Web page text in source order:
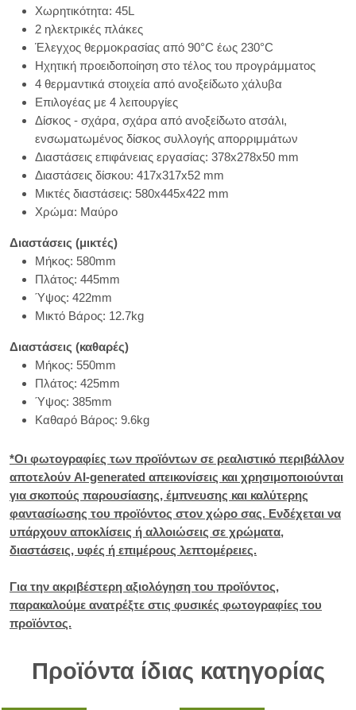
Χωρητικότητα: 45L
2 ηλεκτρικές πλάκες
Έλεγχος θερμοκρασίας από 90°C έως 230°C
Ηχητική προειδοποίηση στο τέλος του προγράμματος
4 θερμαντικά στοιχεία από ανοξείδωτο χάλυβα
Επιλογέας με 4 λειτουργίες
Δίσκος - σχάρα, σχάρα από ανοξείδωτο ατσάλι,
ενσωματωμένος δίσκος συλλογής απορριμμάτων
Διαστάσεις επιφάνειας εργασίας: 378x278x50 mm
Διαστάσεις δίσκου: 417x317x52 mm
Μικτές διαστάσεις: 580x445x422 mm
Χρώμα: Μαύρο
Διαστάσεις (μικτές)
Μήκος: 580mm
Πλάτος: 445mm
Ύψος: 422mm
Μικτό Βάρος: 12.7kg
Διαστάσεις (καθαρές)
Μήκος: 550mm
Πλάτος: 425mm
Ύψος: 385mm
Καθαρό Βάρος: 9.6kg
*Οι φωτογραφίες των προϊόντων σε ρεαλιστικό περιβάλλον
αποτελούν AI-generated απεικονίσεις και χρησιμοποιούνται
για σκοπούς παρουσίασης, έμπνευσης και καλύτερης
φαντασίωσης του προϊόντος στον χώρο σας. Ενδέχεται να
υπάρχουν αποκλίσεις ή αλλοιώσεις σε χρώματα,
διαστάσεις, υφές ή επιμέρους λεπτομέρειες.
Για την ακριβέστερη αξιολόγηση του προϊόντος,
παρακαλούμε ανατρέξτε στις φυσικές φωτογραφίες του
προϊόντος.
Προϊόντα ίδιας κατηγορίας